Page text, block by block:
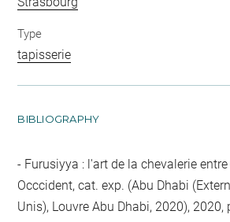
Type
tapisserie
BIBLIOGRAPHY
Furusiyya : l'art de la chevalerie
Occcident, cat. exp. (Abu Dhabi
Unis), Louvre Abu Dhabi, 2020), 2020,